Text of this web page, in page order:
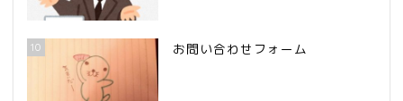
10 お問い合わせフォーム